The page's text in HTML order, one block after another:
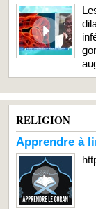
RELIGION
Apprendre à